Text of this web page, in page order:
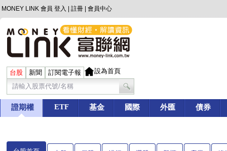
MONEY LINK 會員 登入 註冊 會員中心
台股 新聞 訂閱電子報 設為首頁
證期權 ETF 基金 國際 外匯 債券